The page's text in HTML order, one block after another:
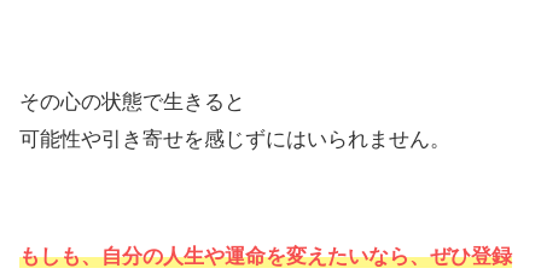
その心の状態で生きると
可能性や引き寄せを感じずにはいられません。
もしも、自分の人生や運命を変えたいなら、ぜひ登録